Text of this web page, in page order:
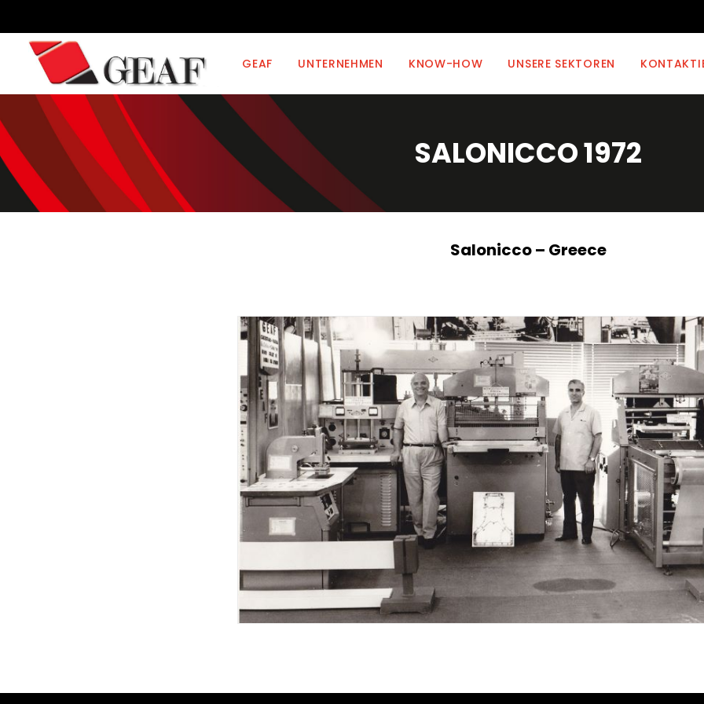
GEAF UNTERNEHMEN KNOW-HOW UNSERE SEKTOREN
SALONICCO 1972
Salonicco – Greece